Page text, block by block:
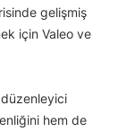
gelişmiş
için Valeo ve
düzenleyici
hem de